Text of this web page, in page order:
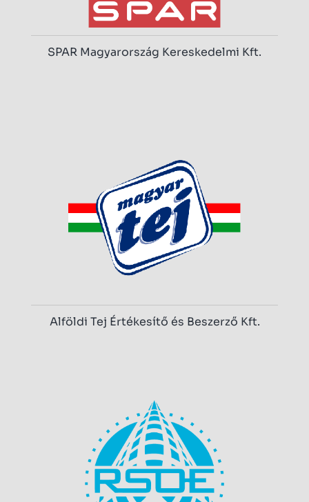
SPAR Magyarország Kereskedelmi Kft.
Alföldi Tej Értékesítő és Beszerző Kft.